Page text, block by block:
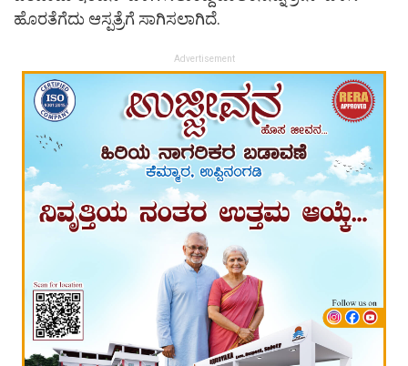
ಹೊರತೆಗೆದು ಆಸ್ಪತ್ರೆಗೆ ಸಾಗಿಸಲಾಗಿದೆ.
Advertisement